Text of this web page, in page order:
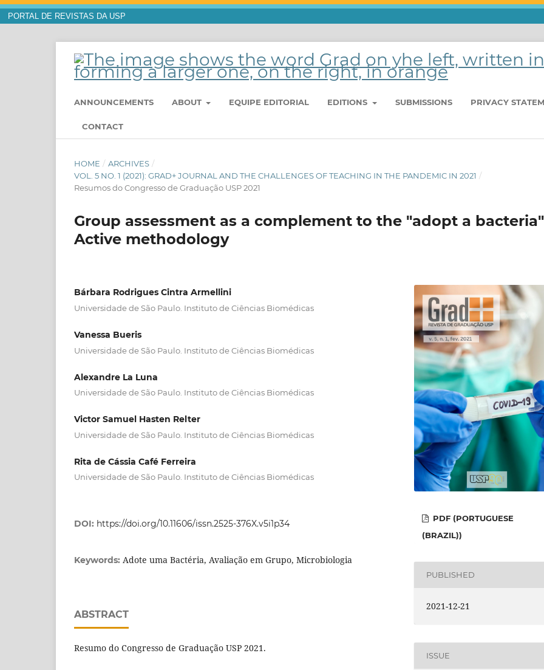
PORTAL DE REVISTAS DA USP
ANNOUNCEMENTS ABOUT EQUIPE EDITORIAL EDITIONS SUBMISSIONS PRIVACY
CONTACT
HOME / ARCHIVES /
VOL. 5 NO. 1 (2021): GRAD+ JOURNAL AND THE CHALLENGES OF TEACHING IN THE PANDEMIC IN 2021 /
Resumos do Congresso de Graduação USP 2021
Group assessment as a complement to the "adopt a bacteria"
Active methodology
Bárbara Rodrigues Cintra Armellini
Universidade de São Paulo. Instituto de Ciências Biomédicas
Vanessa Bueris
Universidade de São Paulo. Instituto de Ciências Biomédicas
Alexandre La Luna
Universidade de São Paulo. Instituto de Ciências Biomédicas
Victor Samuel Hasten Relter
Universidade de São Paulo. Instituto de Ciências Biomédicas
Rita de Cássia Café Ferreira
Universidade de São Paulo. Instituto de Ciências Biomédicas
DOI: https://doi.org/10.11606/issn.2525-376X.v5i1p34
Keywords: Adote uma Bactéria, Avaliação em Grupo, Microbiologia
ABSTRACT
Resumo do Congresso de Graduação USP 2021.
PDF (PORTUGUESE
(BRAZIL))
PUBLISHED
2021-12-21
ISSUE